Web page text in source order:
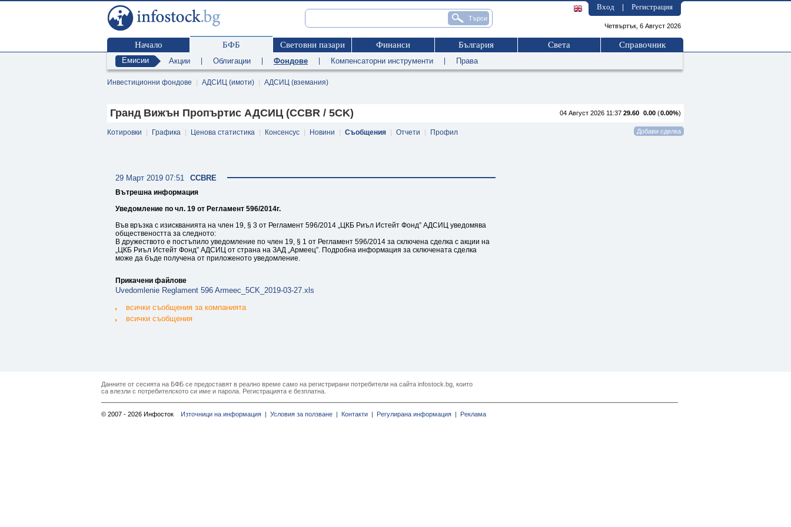
Вход Регистрация
Четвъртък, 6 Август 2026
Начало БФБ Световни пазари Финанси България Света Справочник
Емисии Акции Облигации Фондове Компенсаторни инструменти Права
Инвестиционни фондове АДСИЦ (имоти) АДСИЦ (вземания)
04 Август 2026 11:37 29.60 0.00 (0.00%)
Гранд Вижън Пропъртис АДСИЦ (CCBR / 5CK)
Котировки Графика Ценова статистика Консенсус Новини Съобщения Отчети Профил
CCBRE
29 Март 2019 07:51
Вътрешна информация
Уведомление по чл. 19 от Регламент 596/2014г.
Във връзка с изискванията на член 19, § 3 от Регламент 596/2014 „ЦКБ Риъл Истейт Фонд” АДСИЦ уведомява
обществеността за следното:
В дружеството е постъпило уведомление по член 19, § 1 от Регламент 596/2014 за сключена сделка с акции на
„ЦКБ Риъл Истейт Фонд” АДСИЦ от страна на ЗАД „Армеец”. Подробна информация за сключената сделка
може да бъде получена от приложеното уведомление.
Прикачени файлове
Uvedomlenie Reglament 596 Armeec_5CK_2019-03-27.xls
всички съобщения за компанията
всички съобщения
Данните от сесията на БФБ се предоставят в реално време само на регистрирани потребители на сайта infostock.bg, които
са влезли с потребителското си име и парола. Регистрацията е безплатна.
© 2007 - 2026 Инфосток Източници на информация | Условия за ползване | Контакти | Регулирана информация | Реклама